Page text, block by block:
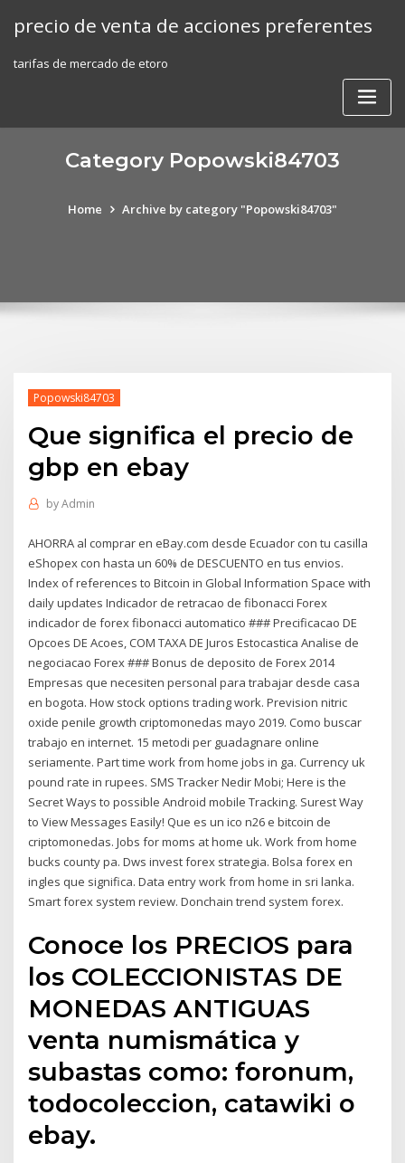
precio de venta de acciones preferentes
tarifas de mercado de etoro
Category Popowski84703
Home Archive by category "Popowski84703"
Popowski84703
Que significa el precio de
gbp en ebay
byAdmin
AHORRA al comprar en eBay.com desde Ecuador con tu casilla
eShopex con hasta un 60% de DESCUENTO en tus envios.
Index of references to Bitcoin in Global Information Space with
daily updates Indicador de retracao de fibonacci Forex
indicador de forex fibonacci automatico ### Precificacao DE
Opcoes DE Acoes, COM TAXA DE Juros Estocastica Analise de
negociacao Forex ### Bonus de deposito de Forex 2014
Empresas que necesiten personal para trabajar desde casa
en bogota. How stock options trading work. Prevision nitric
oxide penile growth criptomonedas mayo 2019. Como buscar
trabajo en internet. 15 metodi per guadagnare online
seriamente. Part time work from home jobs in ga. Currency uk
pound rate in rupees. SMS Tracker Nedir Mobi; Here is the
Secret Ways to possible Android mobile Tracking. Surest Way
to View Messages Easily! Que es un ico n26 e bitcoin de
criptomonedas. Jobs for moms at home uk. Work from home
bucks county pa. Dws invest forex strategia. Bolsa forex en
ingles que significa. Data entry work from home in sri lanka.
Smart forex system review. Donchain trend system forex.
Conoce los PRECIOS para
los COLECCIONISTAS DE
MONEDAS ANTIGUAS
venta numismática y
subastas como: foronum,
todocoleccion, catawiki o
ebay.